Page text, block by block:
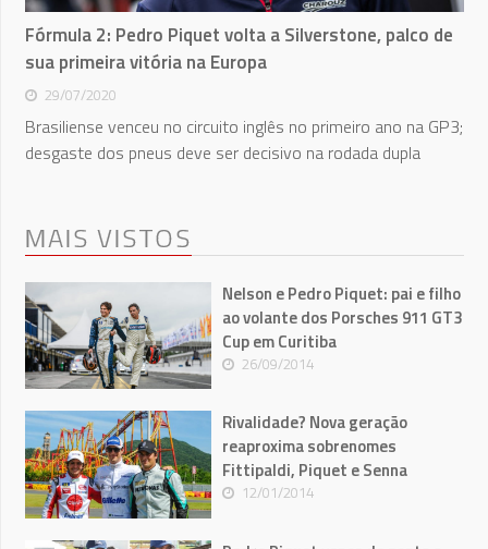
Fórmula 2: Pedro Piquet volta a Silverstone, palco de
sua primeira vitória na Europa
29/07/2020
Brasiliense venceu no circuito inglês no primeiro ano na GP3;
desgaste dos pneus deve ser decisivo na rodada dupla
MAIS VISTOS
Nelson e Pedro Piquet: pai e filho
ao volante dos Porsches 911 GT3
Cup em Curitiba
26/09/2014
Rivalidade? Nova geração
reaproxima sobrenomes
Fittipaldi, Piquet e Senna
12/01/2014